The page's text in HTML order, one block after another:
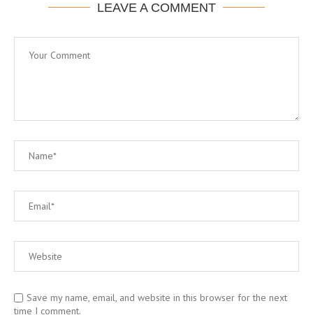
LEAVE A COMMENT
Save my name, email, and website in this browser for the next
time I comment.